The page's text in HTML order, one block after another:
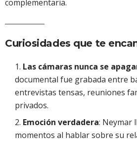
complementaria.
Curiosidades que te
Las cámaras nunca se
documental fue grabada entre
entrevistas tensas, reuniones
privados.
Emoción verdadera: Neymar
momentos al hablar sobre su